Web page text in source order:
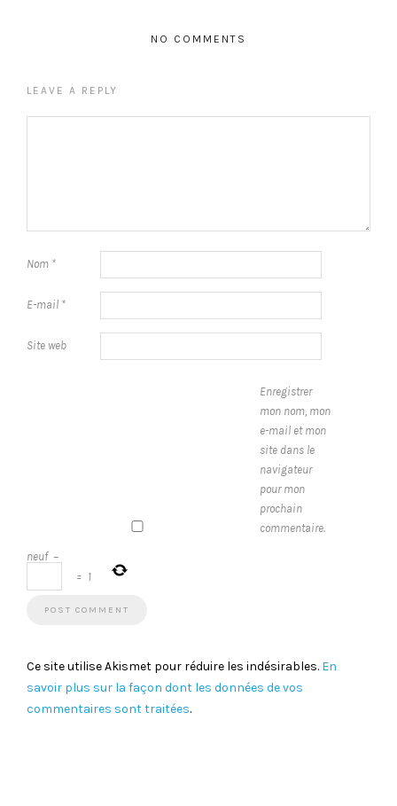
NO COMMENTS
LEAVE A REPLY
Nom *
E-mail *
Site web
Enregistrer
mon nom, mon
e-mail et mon
site dans le
navigateur
pour mon
prochain
commentaire.
neuf −
= 1
Ce site utilise Akismet pour réduire les indésirables. En
savoir plus sur la façon dont les données de vos
commentaires sont traitées.